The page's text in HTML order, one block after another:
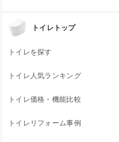
トイレトップ
トイレを探す
トイレ人気ランキング
トイレ価格・機能比較
トイレリフォーム事例